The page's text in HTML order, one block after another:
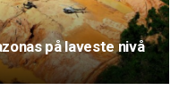
på laveste nivå